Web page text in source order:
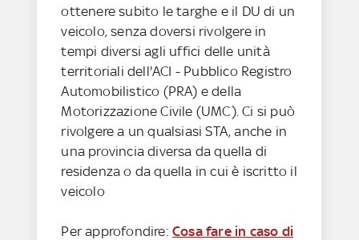
ottenere subito le targhe e il DU di un
veicolo, senza doversi rivolgere in
tempi diversi agli uffici delle unità
territoriali dell'ACI - Pubblico Registro
Automobilistico (PRA) e della
Motorizzazione Civile (UMC). Ci si può
rivolgere a un qualsiasi STA, anche in
una provincia diversa da quella di
residenza o da quella in cui è iscritto il
veicolo
Per approfondire:Cosa fare in caso di